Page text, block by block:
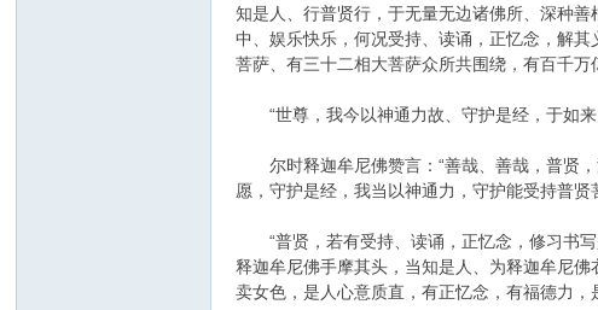
知是人、行普贤行，于无量无边诸佛所、深种
中、娱乐快乐，何况受持、读诵，正忆念，解
菩萨、有三十二相大菩萨众所共围绕，有百千
“世尊，我今以神通力故、守护是经，于如来
尔时释迦牟尼佛赞言：“善哉、善哉，普贤，
愿，守护是经，我当以神通力，守护能受持普贤
“普贤，若有受持、读诵，正忆念，修习书写
释迦牟尼佛手摩其头，当知是人、为释迦牟尼
卖女色，是人心意质直，有正忆念，有福德力